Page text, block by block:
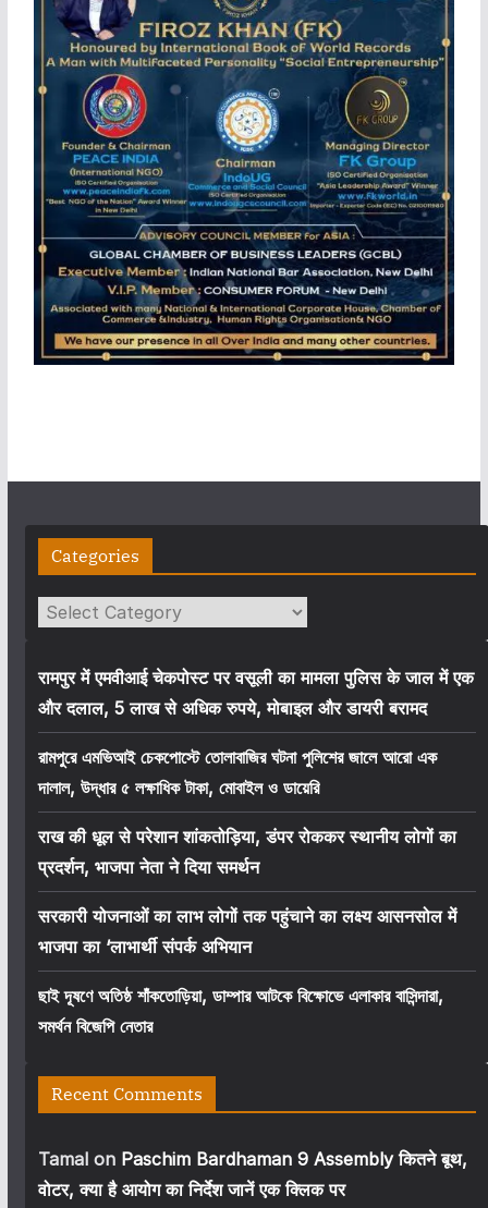
Categories
Categories
रामपुर में एमवीआई चेकपोस्ट पर वसूली का मामला पुलिस के जाल में एक
और दलाल, 5 लाख से अधिक रुपये, मोबाइल और डायरी बरामद
রামপুরে এমভিআই চেকপোস্টে তোলাবাজির ঘটনা পুলিশের জালে আরো এক
দালাল, উদ্ধার ৫ লক্ষাধিক টাকা, মোবাইল ও ডায়েরি
राख की धूल से परेशान शांकतोड़िया, डंपर रोककर स्थानीय लोगों का
प्रदर्शन, भाजपा नेता ने दिया समर्थन
सरकारी योजनाओं का लाभ लोगों तक पहुंचाने का लक्ष्य आसनसोल में
भाजपा का ‘लाभार्थी संपर्क अभियान
ছাই দূষণে অতিষ্ঠ শাঁকতোড়িয়া, ডাম্পার আটকে বিক্ষোভে এলাকার বাসিন্দারা,
সমর্থন বিজেপি নেতার
Recent Comments
Tamalon Paschim Bardhaman 9 Assembly कितने बूथ,
वोटर, क्या है आयोग का निर्देश जानें एक क्लिक पर